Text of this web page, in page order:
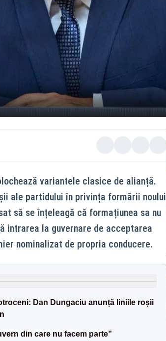
variantele clasice de alianță.
ale partidului în privința formării noului
să se înțeleagă că formațiunea sa nu
intrarea la guvernare de acceptarea
nominalizat de propria conducere.
Dan Dungaciu anunță liniile roșii
din care nu facem parte”